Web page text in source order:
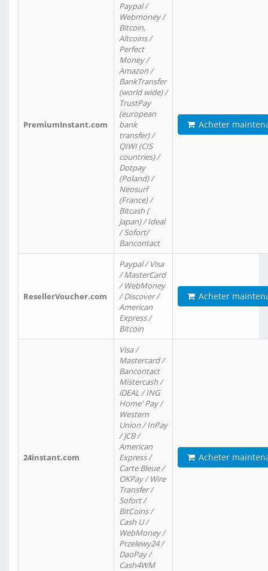
PremiumInstant.com
Paypal /
Webmoney /
Bitcoin,
Altcoins /
Perfect
Money /
Amazon /
BankTransfer
(world wide) /
TrustPay
(european
bank
transfer) /
QIWI (CIS
countries) /
Dotpay
(Poland) /
Neosurf
(France) /
Bitcash (
Japan) / Ideal
/ Sofort/
Bancontact
Acheter
ResellerVoucher.com
Paypal / Visa
/ MasterCard
/ WebMoney
/ Discover /
American
Express /
Bitcoin
Acheter
24instant.com
Visa /
Mastercard /
Bancontact
Mistercash /
iDEAL / ING
Home' Pay /
Western
Union / InPay
/ JCB /
American
Express /
Carte Bleue /
OKPay / Wire
Transfer /
Sofort /
BitCoins /
Cash U /
WebMoney /
Przelewy24 /
DaoPay /
Cash4WM
Acheter